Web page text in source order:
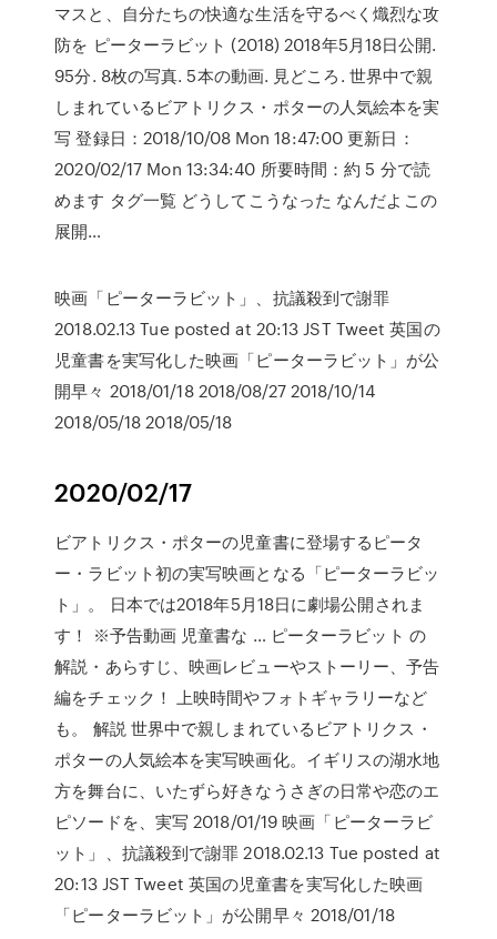
マスと、自分たちの快適な生活を守るべく熾烈な攻
防を ピーターラビット (2018) 2018年5月18日公開.
95分. 8枚の写真. 5本の動画. 見どころ. 世界中で親
しまれているビアトリクス・ポターの人気絵本を実
写 登録日：2018/10/08 Mon 18:47:00 更新日：
2020/02/17 Mon 13:34:40 所要時間：約 5 分で読
めます タグ一覧 どうしてこうなった なんだよこの
展開…
映画「ピーターラビット」、抗議殺到で謝罪
2018.02.13 Tue posted at 20:13 JST Tweet 英国の
児童書を実写化した映画「ピーターラビット」が公
開早々 2018/01/18 2018/08/27 2018/10/14
2018/05/18 2018/05/18
2020/02/17
ビアトリクス・ポターの児童書に登場するピータ
ー・ラビット初の実写映画となる「ピーターラビッ
ト」。 日本では2018年5月18日に劇場公開されま
す！ ※予告動画 児童書な … ピーターラビット の
解説・あらすじ、映画レビューやストーリー、予告
編をチェック！ 上映時間やフォトギャラリーなど
も。 解説 世界中で親しまれているビアトリクス・
ポターの人気絵本を実写映画化。イギリスの湖水地
方を舞台に、いたずら好きなうさぎの日常や恋のエ
ピソードを、実写 2018/01/19 映画「ピーターラビ
ット」、抗議殺到で謝罪 2018.02.13 Tue posted at
20:13 JST Tweet 英国の児童書を実写化した映画
「ピーターラビット」が公開早々 2018/01/18